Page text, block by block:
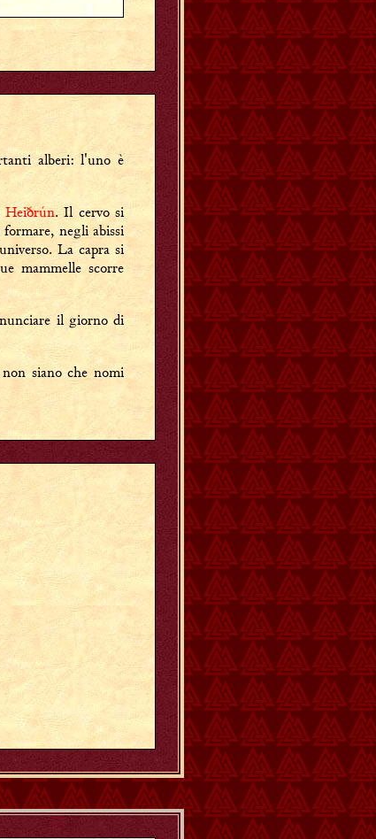
alberi: l'uno è
Heiðrún. Il cervo si
negli abissi
La capra si
mammelle scorre
il giorno di
siano che nomi